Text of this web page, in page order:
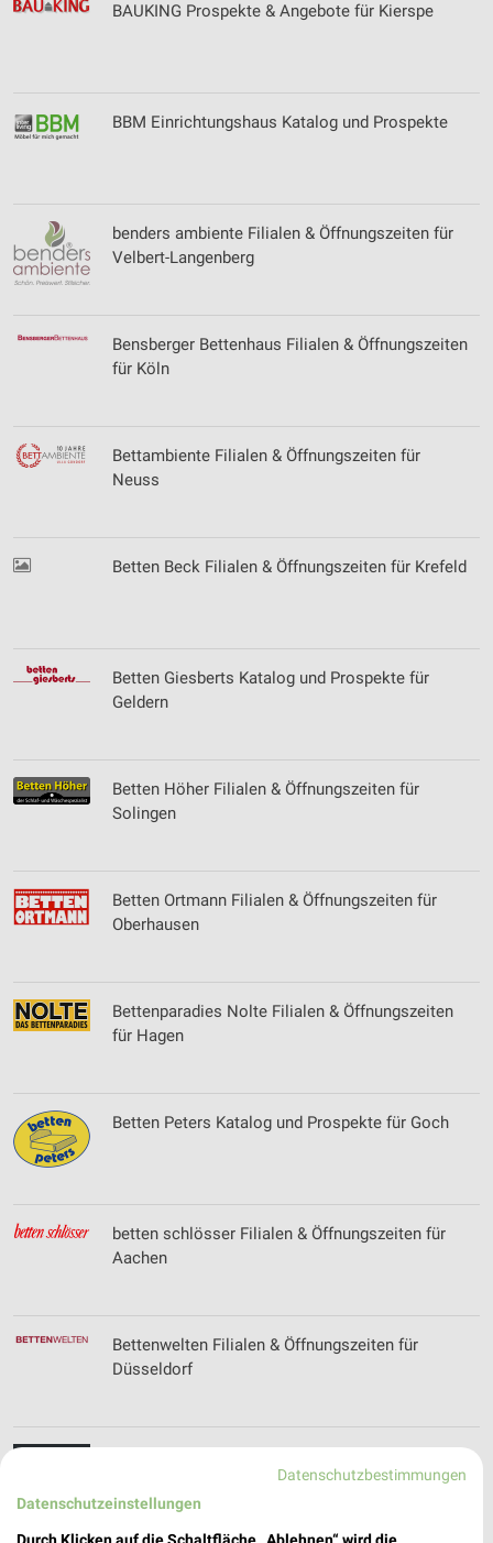
BAUKING Prospekte & Angebote für Kierspe
BBM Einrichtungshaus Katalog und Prospekte
benders ambiente Filialen & Öffnungszeiten für
Velbert-Langenberg
Bensberger Bettenhaus Filialen & Öffnungszeiten
für Köln
Bettambiente Filialen & Öffnungszeiten für
Neuss
Betten Beck Filialen & Öffnungszeiten für Krefeld
Betten Giesberts Katalog und Prospekte für
Geldern
Betten Höher Filialen & Öffnungszeiten für
Solingen
Betten Ortmann Filialen & Öffnungszeiten für
Oberhausen
Bettenparadies Nolte Filialen & Öffnungszeiten
für Hagen
Betten Peters Katalog und Prospekte für Goch
betten schlösser Filialen & Öffnungszeiten für
Aachen
Bettenwelten Filialen & Öffnungszeiten für
Düsseldorf
Düsseldorf-OberkasselDatenschutzbestimmungen
Datenschutzeinstellungen
Durch Klicken auf die Schaltfläche „Ablehnen“ wird die